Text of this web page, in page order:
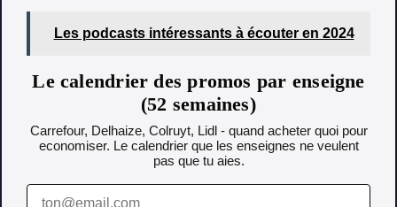
Les podcasts intéressants à écouter en 2024
Le calendrier des promos par enseigne
(52 semaines)
Carrefour, Delhaize, Colruyt, Lidl - quand acheter quoi pour
economiser. Le calendrier que les enseignes ne veulent
pas que tu aies.